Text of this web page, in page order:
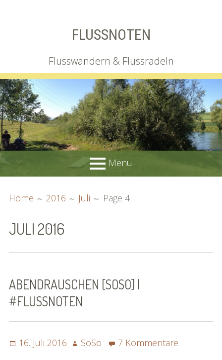
FLUSSNOTEN
Flusswandern & Flussradeln
Menu
MENU
SoSo | Sofasophia
Kontakt
Spenden
Die Projekte
Die Rheinreise
Die Rhônereise
Home 2016 Juli Page 4
JULI 2016
ABENDRAUSCHEN [SOSO] |
#FLUSSNOTEN
Posted
16. Juli 2016 Author
SoSo 7 Kommentarezu